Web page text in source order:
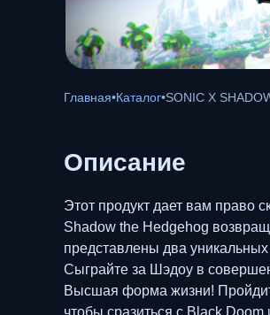
Главная•Каталог•SONIC X
Описание
Этот продукт дает вам право
Shadow the Hedgehog
представлены два
Сыграйте за Шэдоу в
Высшая форма жизни!